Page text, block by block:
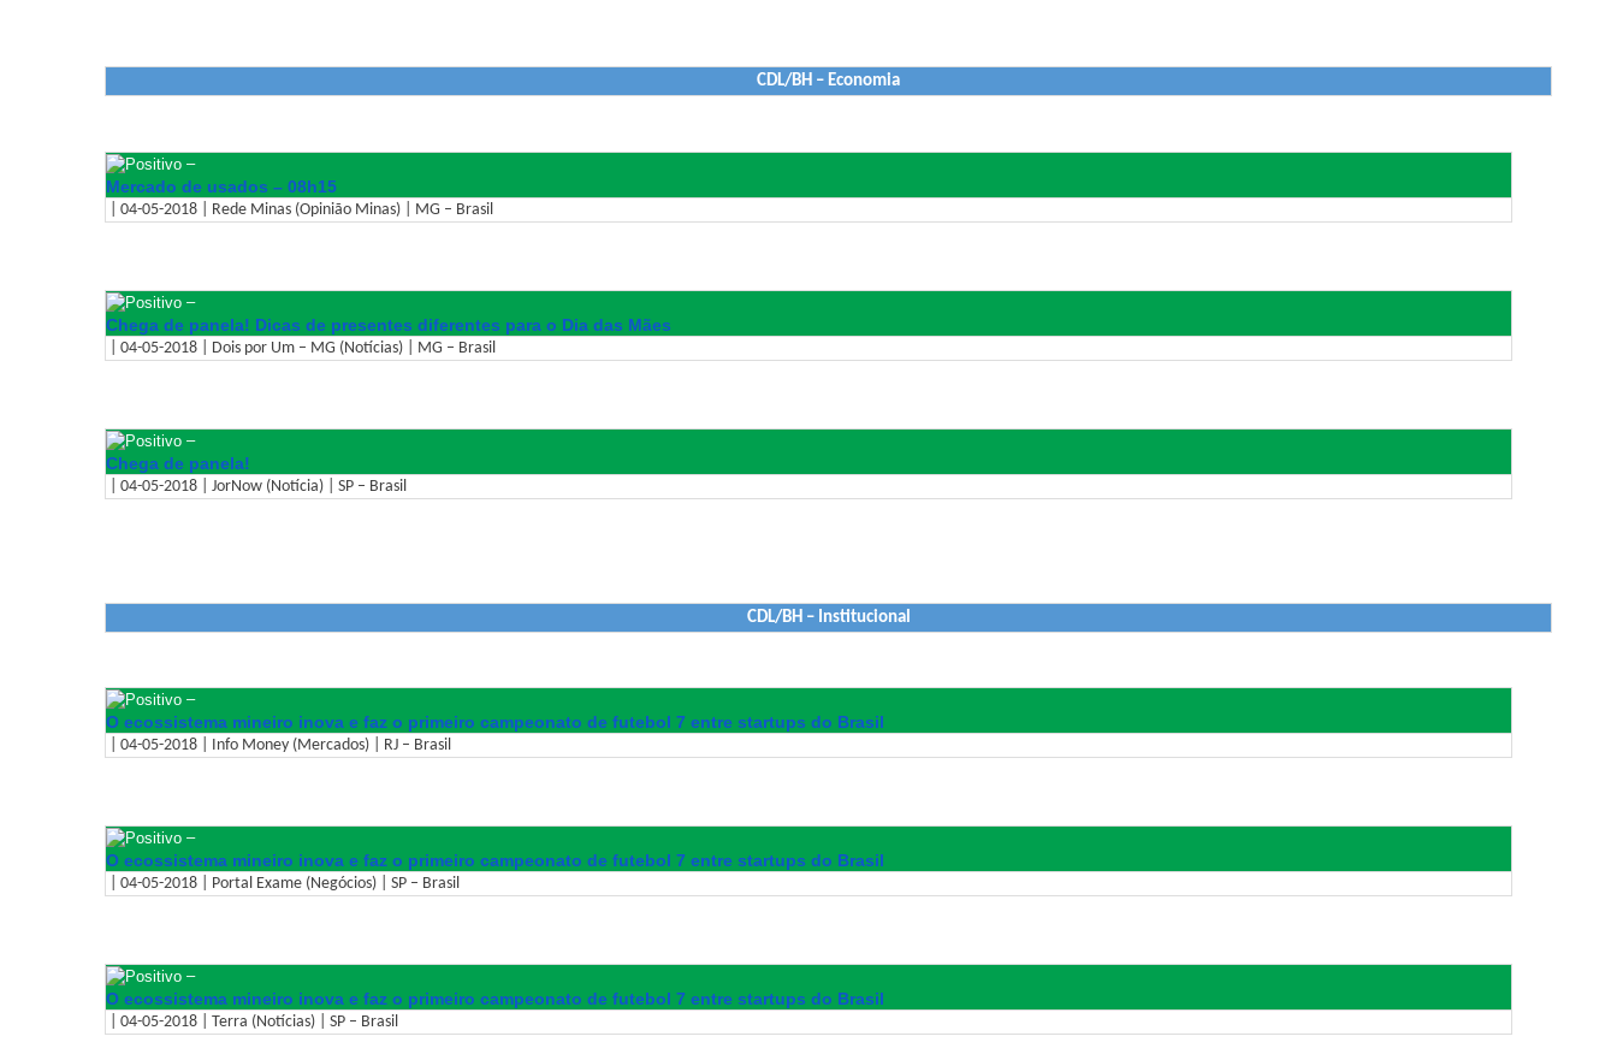
CDL/BH – Economia
–
Mercado de usados – 08h15
| 04-05-2018 | Rede Minas (Opinião Minas) | MG – Brasil
–
Chega de panela! Dicas de presentes diferentes para o Dia das Mães
| 04-05-2018 | Dois por Um – MG (Notícias) | MG – Brasil
–
Chega de panela!
| 04-05-2018 | JorNow (Notícia) | SP – Brasil
CDL/BH – Institucional
–
O ecossistema mineiro inova e faz o primeiro campeonato de futebol 7 entre startups do Brasil
| 04-05-2018 | Info Money (Mercados) | RJ – Brasil
–
O ecossistema mineiro inova e faz o primeiro campeonato de futebol 7 entre startups do Brasil
| 04-05-2018 | Portal Exame (Negócios) | SP – Brasil
–
O ecossistema mineiro inova e faz o primeiro campeonato de futebol 7 entre startups do Brasil
| 04-05-2018 | Terra (Notícias) | SP – Brasil